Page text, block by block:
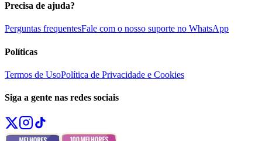
Precisa de ajuda?
Perguntas frequentesFale com o nosso suporte no WhatsApp
Políticas
Termos de UsoPolítica de Privacidade e Cookies
Siga a gente nas redes sociais